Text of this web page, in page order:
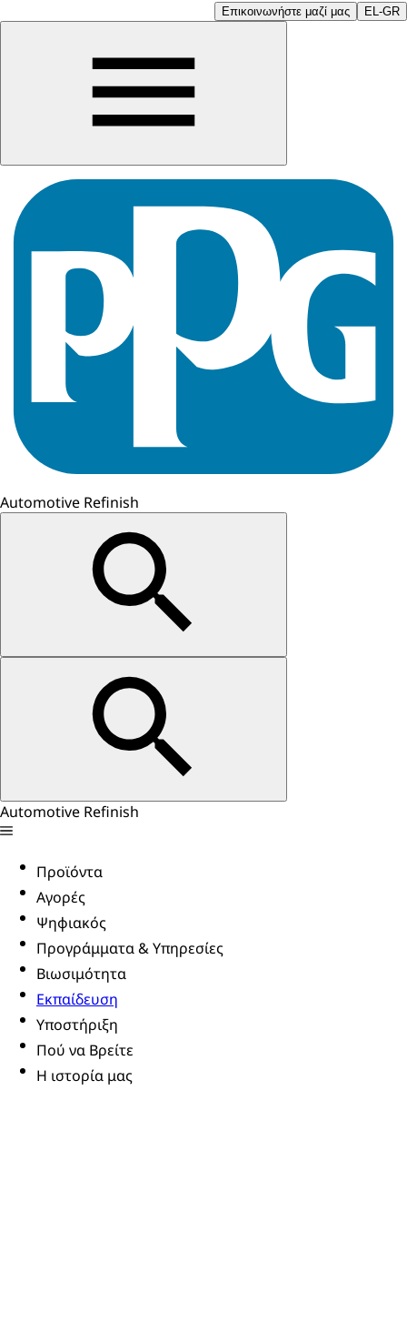
Επικοινωνήστε μαζί μας EL-GR
Automotive Refinish
Automotive Refinish
Προϊόντα
Αγορές
Ψηφιακός
Προγράμματα & Υπηρεσίες
Βιωσιμότητα
Εκπαίδευση
Υποστήριξη
Πού να Βρείτε
Η ιστορία μας